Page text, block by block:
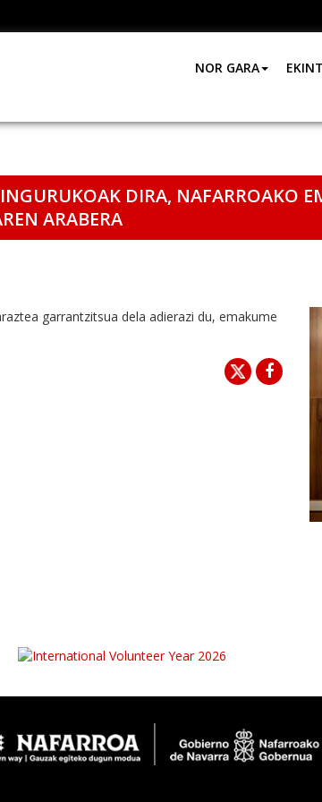
NOR GARA
DIRA, NAFARROAKO
ARABERA
garrantzitsua dela adierazi du, emakume